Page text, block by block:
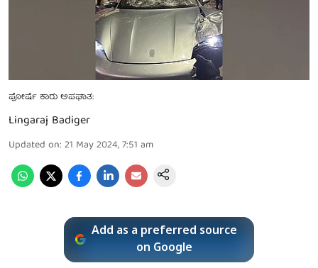
ಪೋರ್ಷೆ ಕಾರು ಅಪಘಾತ:
Lingaraj Badiger
Updated on: 21 May 2024, 7:51 am
Add as a preferred source
on Google